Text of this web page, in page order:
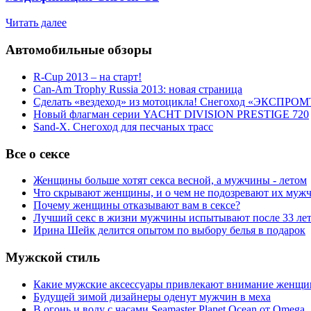
Читать далее
Автомобильные обзоры
R-Cup 2013 – на старт!
Can-Am Trophy Russia 2013: новая страница
Сделать «вездеход» из мотоцикла! Снегоход
Новый флагман серии YACHT DIVISION PRESTIGE 720
Sand-X. Снегоход для песчаных трасс
Все о сексе
Женщины больше хотят секса весной, а мужчины - летом
Что скрывают женщины, и о чем не подозревают их
Почему женщины отказывают вам в сексе?
Лучший секс в жизни мужчины испытывают после 33 лет
Ирина Шейк делится опытом по выбору белья в подарок
Мужской стиль
Какие мужские аксессуары привлекают внимание
Будущей зимой дизайнеры оденут мужчин в меха